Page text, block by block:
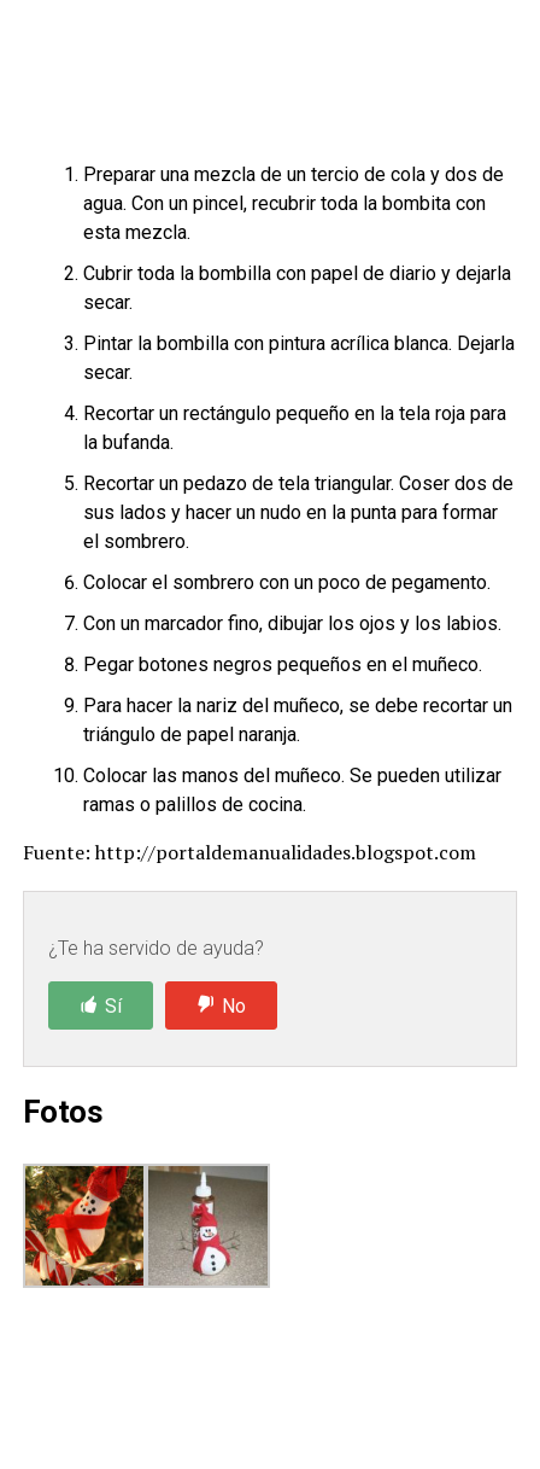
Preparar una mezcla de un tercio de cola y dos de
agua. Con un pincel, recubrir toda la bombita con
esta mezcla.
Cubrir toda la bombilla con papel de diario y dejarla
secar.
Pintar la bombilla con pintura acrílica blanca. Dejarla
secar.
Recortar un rectángulo pequeño en la tela roja para
la bufanda.
Recortar un pedazo de tela triangular. Coser dos de
sus lados y hacer un nudo en la punta para formar
el sombrero.
Colocar el sombrero con un poco de pegamento.
Con un marcador fino, dibujar los ojos y los labios.
Pegar botones negros pequeños en el muñeco.
Para hacer la nariz del muñeco, se debe recortar un
triángulo de papel naranja.
Colocar las manos del muñeco. Se pueden utilizar
ramas o palillos de cocina.
Fuente: http://portaldemanualidades.blogspot.com
¿Te ha servido de ayuda?
Sí No
Fotos